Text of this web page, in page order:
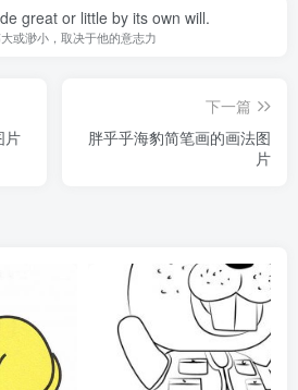
great or little by its own will.
或渺小，取决于他的意志力
片
下一篇
胖乎乎海豹简笔画的画法图
片